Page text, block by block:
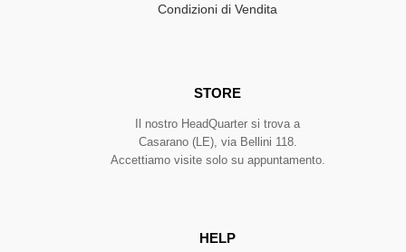
Condizioni di Vendita
STORE
Il nostro HeadQuarter si trova a
Casarano (LE), via Bellini 118.
Accettiamo visite solo su appuntamento.
HELP